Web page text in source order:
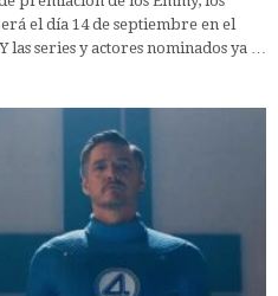
el día 14 de septiembre en el
las series y actores nominados ya …